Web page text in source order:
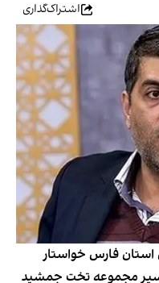
اشتراک‌گذاری
استان فارس خواستار
مجموعه تخت جمشید